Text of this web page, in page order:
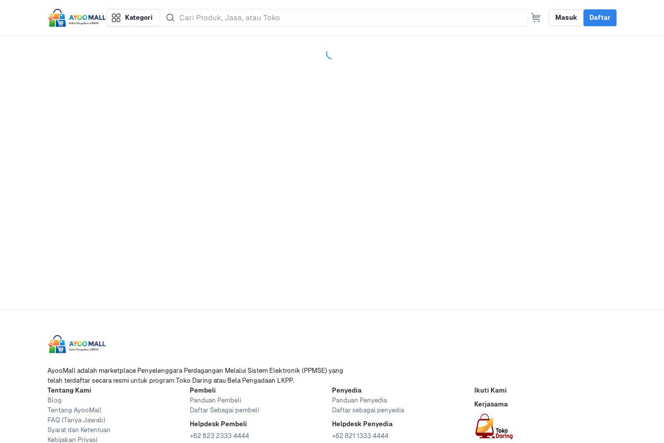
Kategori Masuk Daftar
AyooMall adalah marketplace Penyelenggara Perdagangan Melalui Sistem Elektronik (PPMSE) yang
telah terdaftar secara resmi untuk program Toko Daring atau Bela Pengadaan LKPP.
Tentang Kami
Blog
Tentang AyooMall
FAQ (Tanya Jawab)
Syarat dan Ketentuan
Kebijakan Privasi
Pembeli
Panduan Pembeli
Daftar Sebagai pembeli
Helpdesk Pembeli
+62 823 2333 4444
Penyedia
Panduan Penyedia
Daftar sebagai penyedia
Helpdesk Penyedia
+62 821 1333 4444
Ikuti Kami
Kerjasama